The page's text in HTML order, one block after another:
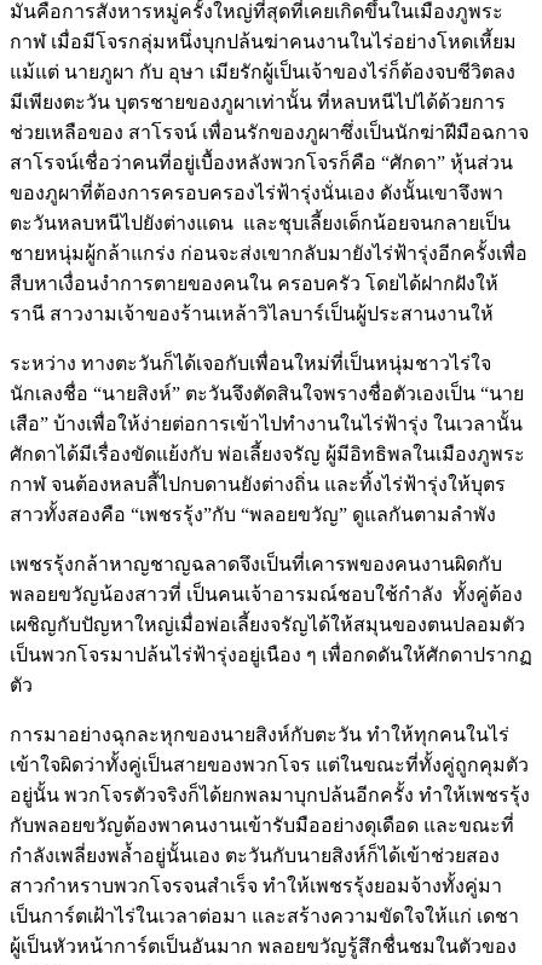
มันคือการสังหารหมู่ครั้งใหญ่ที่สุดที่เคยเกิดขึ้นในเมืองภูพระ
กาฬ เมื่อมีโจรกลุ่มหนึ่งบุกปล้นฆ่าคนงานในไร่อย่างโหดเหี้ยม
แม้แต่ นายภูผา กับ อุษา เมียรักผู้เป็นเจ้าของไร่ก็ต้องจบชีวิตลง
มีเพียงตะวัน บุตรชายของภูผาเท่านั้น ที่หลบหนีไปได้ด้วยการ
ช่วยเหลือของ สาโรจน์ เพื่อนรักของภูผาซึ่งเป็นนักฆ่าฝีมือฉกาจ
สาโรจน์เชื่อว่าคนที่อยู่เบื้องหลังพวกโจรก็คือ “ศักดา” หุ้นส่วน
ของภูผาที่ต้องการครอบครองไร่ฟ้ารุ่งนั่นเอง ดังนั้นเขาจึงพา
ตะวันหลบหนีไปยังต่างแดน และชุบเลี้ยงเด็กน้อยจนกลายเป็น
ชายหนุ่มผู้กล้าแกร่ง ก่อนจะส่งเขากลับมายังไร่ฟ้ารุ่งอีกครั้งเพื่อ
สืบหาเงื่อนงำการตายของคนใน ครอบครัว โดยได้ฝากฝังให้
รานี สาวงามเจ้าของร้านเหล้าวิไลบาร์เป็นผู้ประสานงานให้
ระหว่าง ทางตะวันก็ได้เจอกับเพื่อนใหม่ที่เป็นหนุ่มชาวไร่ใจ
นักเลงชื่อ “นายสิงห์” ตะวันจึงตัดสินใจพรางชื่อตัวเองเป็น “นาย
เสือ” บ้างเพื่อให้ง่ายต่อการเข้าไปทำงานในไร่ฟ้ารุ่ง ในเวลานั้น
ศักดาได้มีเรื่องขัดแย้งกับ พ่อเลี้ยงจรัญ ผู้มีอิทธิพลในเมืองภูพระ
กาฬ จนต้องหลบลี้ไปกบดานยังต่างถิ่น และทิ้งไร่ฟ้ารุ่งให้บุตร
สาวทั้งสองคือ “เพชรรุ้ง”กับ “พลอยขวัญ” ดูแลกันตามลำพัง
เพชรรุ้งกล้าหาญชาญฉลาดจึงเป็นที่เคารพของคนงานผิดกับ
พลอยขวัญน้องสาวที่ เป็นคนเจ้าอารมณ์ชอบใช้กำลัง ทั้งคู่ต้อง
เผชิญกับปัญหาใหญ่เมื่อพ่อเลี้ยงจรัญได้ให้สมุนของตนปลอมตัว
เป็นพวกโจรมาปล้นไร่ฟ้ารุ่งอยู่เนือง ๆ เพื่อกดดันให้ศักดาปรากฏ
ตัว
การมาอย่างฉุกละหุกของนายสิงห์กับตะวัน ทำให้ทุกคนในไร่
เข้าใจผิดว่าทั้งคู่เป็นสายของพวกโจร แต่ในขณะที่ทั้งคู่ถูกคุมตัว
อยู่นั้น พวกโจรตัวจริงก็ได้ยกพลมาบุกปล้นอีกครั้ง ทำให้เพชรรุ้ง
กับพลอยขวัญต้องพาคนงานเข้ารับมืออย่างดุเดือด และขณะที่
กำลังเพลี่ยงพล้ำอยู่นั้นเอง ตะวันกับนายสิงห์ก็ได้เข้าช่วยสอง
สาวกำหราบพวกโจรจนสำเร็จ ทำให้เพชรรุ้งยอมจ้างทั้งคู่มา
เป็นการ์ตเฝ้าไร่ในเวลาต่อมา และสร้างความขัดใจให้แก่ เดชา
ผู้เป็นหัวหน้าการ์ตเป็นอันมาก พลอยขวัญรู้สึกชื่นชมในตัวของ